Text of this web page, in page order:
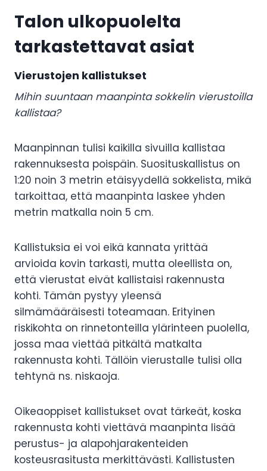
Talon ulkopuolelta
tarkastettavat asiat
Vierustojen kallistukset
Mihin suuntaan maanpinta sokkelin vierustoilla
kallistaa?
Maanpinnan tulisi kaikilla sivuilla kallistaa
rakennuksesta poispäin. Suosituskallistus on
1:20 noin 3 metrin etäisyydellä sokkelista, mikä
tarkoittaa, että maanpinta laskee yhden
metrin matkalla noin 5 cm.
Kallistuksia ei voi eikä kannata yrittää
arvioida kovin tarkasti, mutta oleellista on,
että vierustat eivät kallistaisi rakennusta
kohti. Tämän pystyy yleensä
silmämääräisesti toteamaan. Erityinen
riskikohta on rinnetonteilla ylärinteen puolella,
jossa maa viettää pitkältä matkalta
rakennusta kohti. Tällöin vierustalle tulisi olla
tehtynä ns. niskaoja.
Oikeaoppiset kallistukset ovat tärkeät, koska
rakennusta kohti viettävä maanpinta lisää
perustus- ja alapohjarakenteiden
kosteusrasitusta merkittävästi. Kallistusten